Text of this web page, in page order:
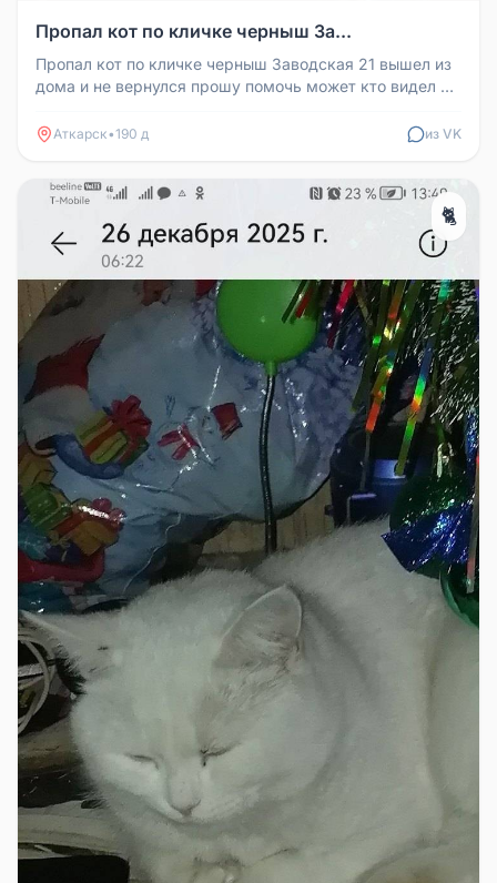
Пропал кот по кличке черныш За...
Пропал кот по кличке черныш Заводская 21 вышел из
дома и не вернулся прошу помочь может кто видел в
Аткарск•190 д из VK
🐈